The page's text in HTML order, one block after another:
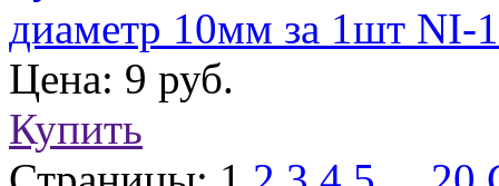
диаметр 10мм за 1шт NI-
Цена: 9 руб.
Купить